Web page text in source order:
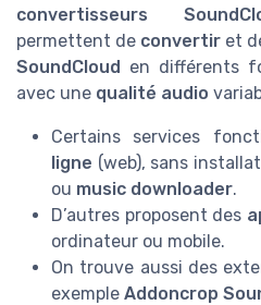
convertisseurs
permettent de convertir et
SoundCloud en différents
avec une qualité audio
Certains services
ligne (web), sans
ou music downloader.
D’autres proposent des
ordinateur ou mobile.
On trouve aussi des
exemple Addoncrop